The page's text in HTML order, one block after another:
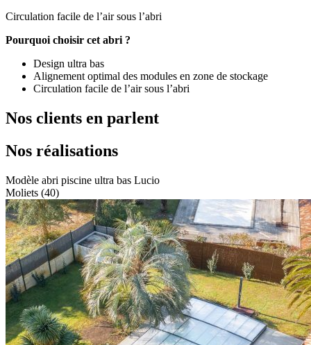
Circulation facile de l’air sous l’abri
Pourquoi choisir cet abri ?
Design ultra bas
Alignement optimal des modules en zone de stockage
Circulation facile de l’air sous l’abri
Nos clients en parlent
Nos réalisations
Modèle abri piscine ultra bas Lucio
Moliets (40)